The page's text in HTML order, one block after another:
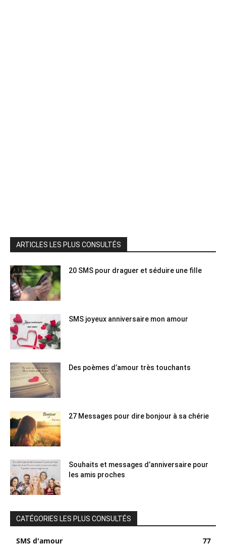
ARTICLES LES PLUS CONSULTÉS
20 SMS pour draguer et séduire une fille
SMS joyeux anniversaire mon amour
Des poèmes d’amour très touchants
27 Messages pour dire bonjour à sa chérie
Souhaits et messages d’anniversaire pour
les amis proches
CATÉGORIES LES PLUS CONSULTÉS
SMS d'amour
77